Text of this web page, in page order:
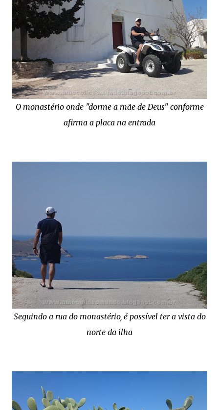
O monastério onde "dorme a mãe de Deus" conforme
afirma a placa na entrada
Seguindo a rua do monastério, é possível ter a vista do
norte da ilha